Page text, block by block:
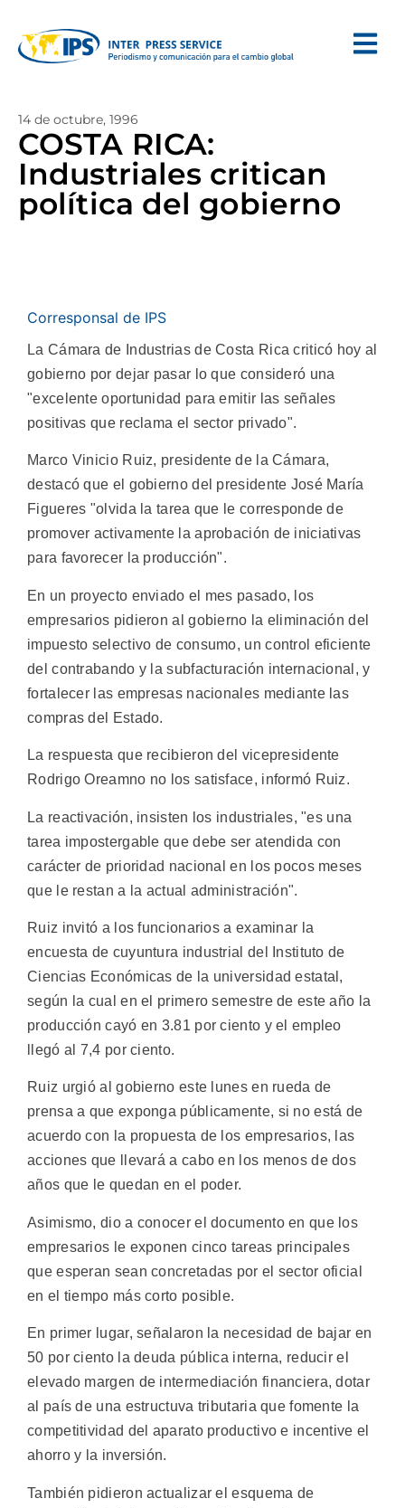
14 de octubre, 1996
COSTA RICA:
Industriales critican
política del gobierno
Corresponsal de IPS
La Cámara de Industrias de Costa Rica criticó hoy al
gobierno por dejar pasar lo que consideró una
"excelente oportunidad para emitir las señales
positivas que reclama el sector privado".
Marco Vinicio Ruiz, presidente de la Cámara,
destacó que el gobierno del presidente José María
Figueres "olvida la tarea que le corresponde de
promover activamente la aprobación de iniciativas
para favorecer la producción".
En un proyecto enviado el mes pasado, los
empresarios pidieron al gobierno la eliminación del
impuesto selectivo de consumo, un control eficiente
del contrabando y la subfacturación internacional, y
fortalecer las empresas nacionales mediante las
compras del Estado.
La respuesta que recibieron del vicepresidente
Rodrigo Oreamno no los satisface, informó Ruiz.
La reactivación, insisten los industriales, "es una
tarea impostergable que debe ser atendida con
carácter de prioridad nacional en los pocos meses
que le restan a la actual administración".
Ruiz invitó a los funcionarios a examinar la
encuesta de cuyuntura industrial del Instituto de
Ciencias Económicas de la universidad estatal,
según la cual en el primero semestre de este año la
producción cayó en 3.81 por ciento y el empleo
llegó al 7,4 por ciento.
Ruiz urgió al gobierno este lunes en rueda de
prensa a que exponga públicamente, si no está de
acuerdo con la propuesta de los empresarios, las
acciones que llevará a cabo en los menos de dos
años que le quedan en el poder.
Asimismo, dio a conocer el documento en que los
empresarios le exponen cinco tareas principales
que esperan sean concretadas por el sector oficial
en el tiempo más corto posible.
En primer lugar, señalaron la necesidad de bajar en
50 por ciento la deuda pública interna, reducir el
elevado margen de intermediación financiera, dotar
al país de una estructuva tributaria que fomente la
competitividad del aparato productivo e incentive el
ahorro y la inversión.
También pidieron actualizar el esquema de